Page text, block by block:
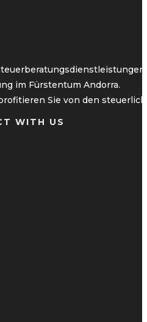
im Fürstentum Andorra.
Sie von den
WITH US